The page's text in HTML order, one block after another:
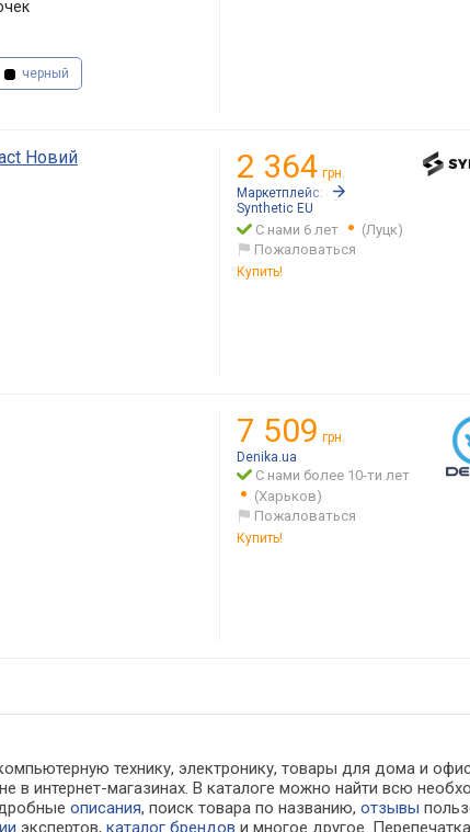
черный
Новий 2 364 грн.
Маркетплейс: Synthetic.ua
Synthetic EU
С нами 6 лет
(Луцк)
Пожаловаться
Купить!
7 509 грн.
Denika.ua
С нами более 10-ти лет
(Харьков)
Пожаловаться
Купить!
технику, электронику, товары для дома и
в интернет-магазинах. В каталоге можно найти всю
описания, поиск товара по названию,отзывы
экспертов,каталог брендов и многое другое.